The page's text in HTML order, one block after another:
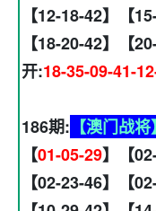
【12-18-42】【
【18-20-42】【
开:18-35-09-41-
186期: 【澳门战将】
【01-05-29】【
【02-23-46】【